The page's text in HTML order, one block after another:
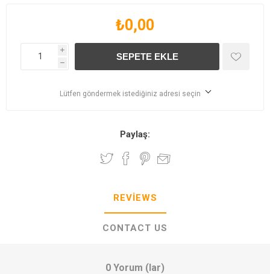
₺0,00
i
h
Lütfen göndermek istediğiniz adresi seçin
Paylaş:
REVIEWS
CONTACT US
0 Yorum (lar)